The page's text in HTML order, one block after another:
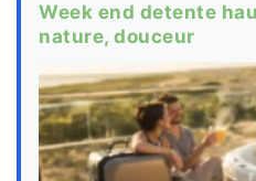
Week end detente
nature, douceur